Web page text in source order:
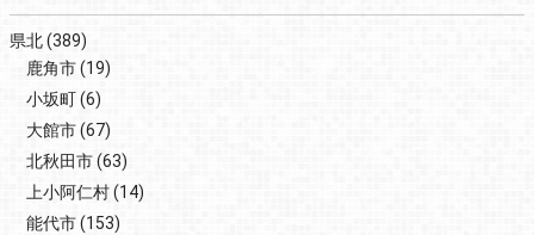
県北(389)
鹿角市(19)
小坂町(6)
大館市(67)
北秋田市(63)
上小阿仁村(14)
能代市(153)